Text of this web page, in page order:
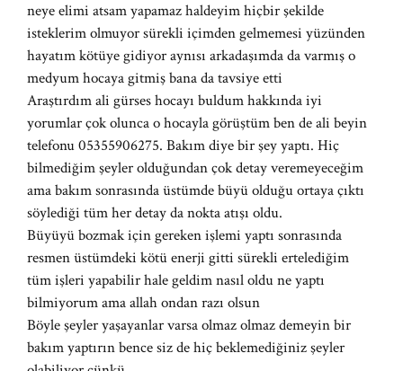
neye elimi atsam yapamaz haldeyim hiçbir şekilde
isteklerim olmuyor sürekli içimden gelmemesi yüzünden
hayatım kötüye gidiyor aynısı arkadaşımda da varmış o
medyum hocaya gitmiş bana da tavsiye etti
Araştırdım ali gürses hocayı buldum hakkında iyi
yorumlar çok olunca o hocayla görüştüm ben de ali beyin
telefonu 05355906275. Bakım diye bir şey yaptı. Hiç
bilmediğim şeyler olduğundan çok detay veremeyeceğim
ama bakım sonrasında üstümde büyü olduğu ortaya çıktı
söylediği tüm her detay da nokta atışı oldu.
Büyüyü bozmak için gereken işlemi yaptı sonrasında
resmen üstümdeki kötü enerji gitti sürekli ertelediğim
tüm işleri yapabilir hale geldim nasıl oldu ne yaptı
bilmiyorum ama allah ondan razı olsun
Böyle şeyler yaşayanlar varsa olmaz olmaz demeyin bir
bakım yaptırın bence siz de hiç beklemediğiniz şeyler